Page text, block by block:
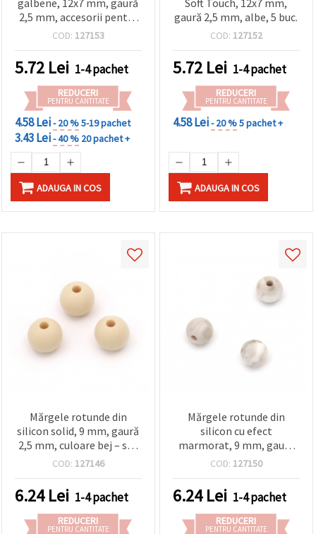
2,5 mm, accesorii pentru
bijuterii DIY, set 5 buc
COD: 127153
5.72 Lei 1-4 pachet
REDUCERI
PENTRU CANTITATE
4.58 Lei- 20 %5-19 pachet
3.43 Lei- 40 % 20 pachet +
ADAUGA IN COS
gaură 2,5 mm, albe, 5 buc.
COD: 127152
5.72 Lei 1-4 pachet
REDUCERI
PENTRU CANTITATE
4.58 Lei- 20 %5 pachet +
ADAUGA IN COS
Mărgele rotunde din
silicon solid, 9 mm, gaură
2,5 mm, culoare bej – set
de 5 bucăți
COD: 127146
6.24Lei 1-4 pachet
REDUCERI
PENTRU CANTITATE
Mărgele rotunde din
silicon cu efect
marmorat, 9 mm, gaură
2,5 mm – set de 5 bucăți
handmade și proiecte DIY
creative
COD: 127150
6.24Lei 1-4 pachet
REDUCERI
PENTRU CANTITATE